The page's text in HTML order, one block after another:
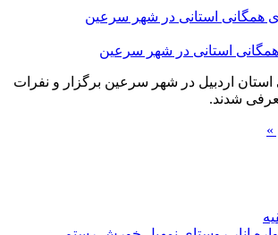
استانی در شهر سرعین
اردبیل در شهر سرعین برگزار و نفرات
شدند.
»